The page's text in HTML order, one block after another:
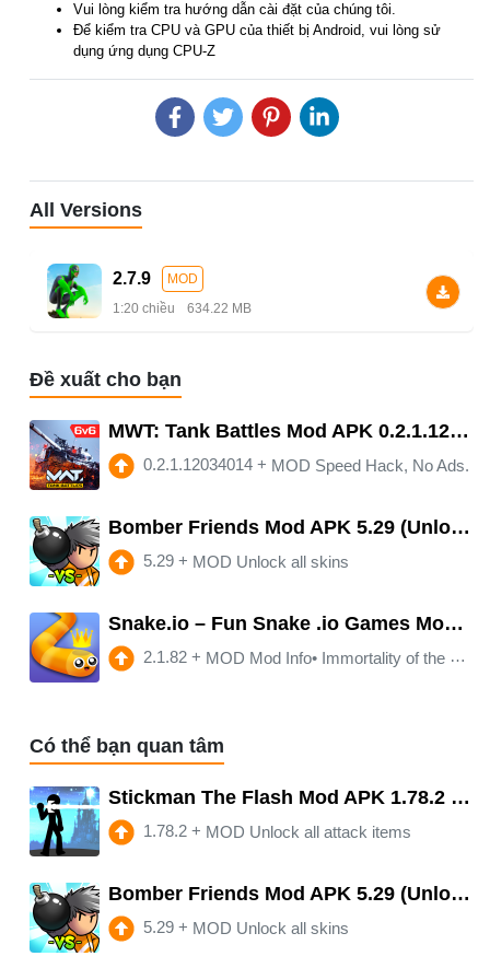
Vui lòng kiểm tra hướng dẫn cài đặt của chúng tôi.
Để kiểm tra CPU và GPU của thiết bị Android, vui lòng sử
dụng ứng dụng CPU-Z
All Versions
2.7.9
MOD
1:20 chiều
634.22 MB
Đề xuất cho bạn
MWT: Tank Battles Mod APK 0.2.1.12034014 (Remove ads)(Mod speed)
0.2.1.12034014 + MOD Speed Hack, No Ads.
Bomber Friends Mod APK 5.29 (Unlocked)
5.29 + MOD Unlock all skins
Snake.io – Fun Snake .io Games Mod APK 2.1.82
2.1.82 + MOD Mod Info• Immortality of the player • unlocking all skins • unlocking the shutdown of advertising
Có thể bạn quan tâm
Stickman The Flash Mod APK 1.78.2 (Unlocked)(Free purchase)(Invincible)
1.78.2 + MOD Unlock all attack items
Bomber Friends Mod APK 5.29 (Unlocked)
5.29 + MOD Unlock all skins